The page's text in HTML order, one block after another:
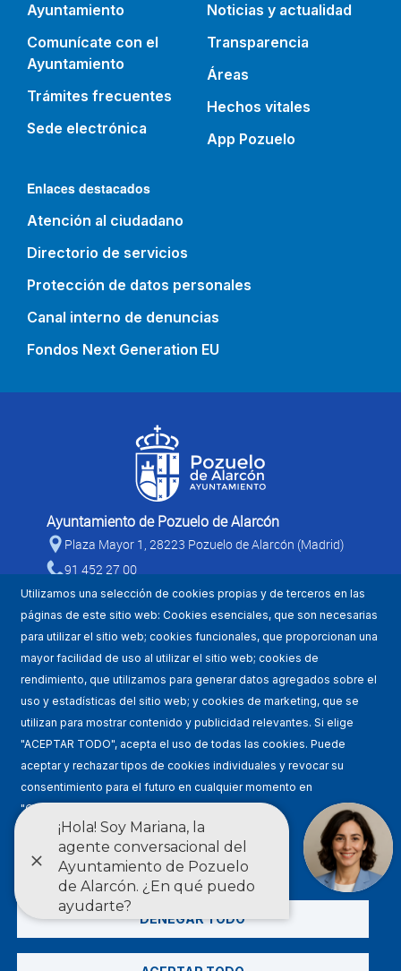
Ayuntamiento
Comunícate con el
Ayuntamiento
Trámites frecuentes
Sede electrónica
Noticias y actualidad
Transparencia
Áreas
Hechos vitales
App Pozuelo
Enlaces destacados
Atención al ciudadano
Directorio de servicios
Protección de datos personales
Canal interno de denuncias
Fondos Next Generation EU
Ayuntamiento de Pozuelo de Alarcón
Plaza Mayor 1, 28223 Pozuelo de Alarcón (Madrid)
91 452 27 00
Mapa WEB
Condiciones de uso
Política de privacidad
Estadísticas
Esta web utiliza los estándares definidos por el grupo W3C:
Utilizamos una selección de cookies propias y de terceros en las
páginas de este sitio web: Cookies esenciales, que son necesarias
para utilizar el sitio web; cookies funcionales, que proporcionan una
mayor facilidad de uso al utilizar el sitio web; cookies de
rendimiento, que utilizamos para generar datos agregados sobre el
uso y estadísticas del sitio web; y cookies de marketing, que se
utilizan para mostrar contenido y publicidad relevantes. Si elige
"ACEPTAR TODO", acepta el uso de todas las cookies. Puede
aceptar y rechazar tipos de cookies individuales y revocar su
consentimiento para el futuro en cualquier momento en
"Configuración".
Condiciones de uso
Ajustes
DENEGAR TODO